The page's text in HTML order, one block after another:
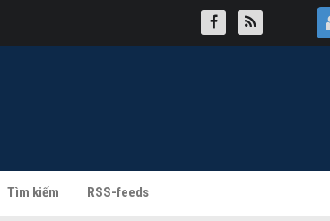
Tìm kiếm RSS-feeds